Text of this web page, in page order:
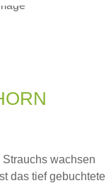
wachsen
das tief gebuchtete